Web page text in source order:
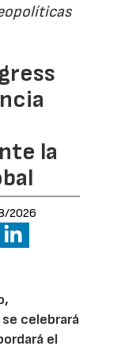
la
2026
celebrará
el